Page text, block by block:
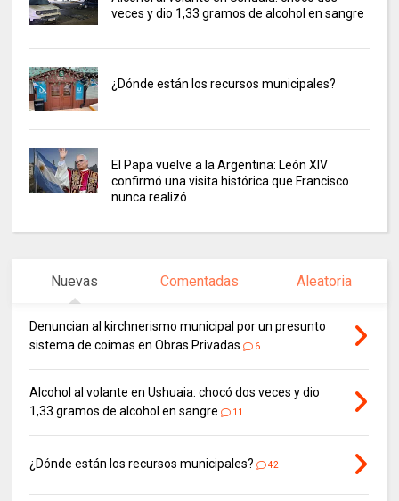
veces y dio 1,33 gramos de alcohol en sangre
¿Dónde están los recursos municipales?
El Papa vuelve a la Argentina: León XIV
confirmó una visita histórica que Francisco
nunca realizó
Nuevas Comentadas Aleatoria
Denuncian al kirchnerismo municipal por un presunto
sistema de coimas en Obras Privadas
6
Alcohol al volante en Ushuaia: chocó dos veces y dio
1,33 gramos de alcohol en sangre
11
¿Dónde están los recursos municipales? 42